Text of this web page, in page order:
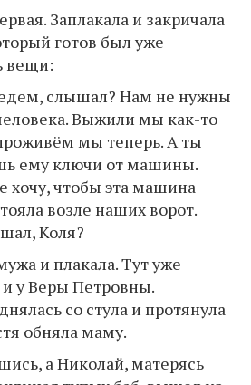
Заплакала и закричала
готов был уже
вещи:
слышал? Нам не нужны
Выжили мы как-то
мы теперь. А ты
ему ключи от машины.
хочу, чтобы эта машина
возле наших ворот.
Коля?
и плакала. Тут уже
у Веры Петровны.
со стула и протянула
обняла маму.
а Николай, матерясь